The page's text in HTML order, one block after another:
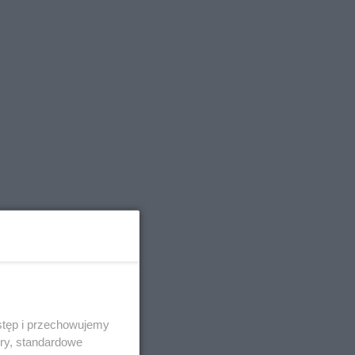
i przechowujemy
standardowe